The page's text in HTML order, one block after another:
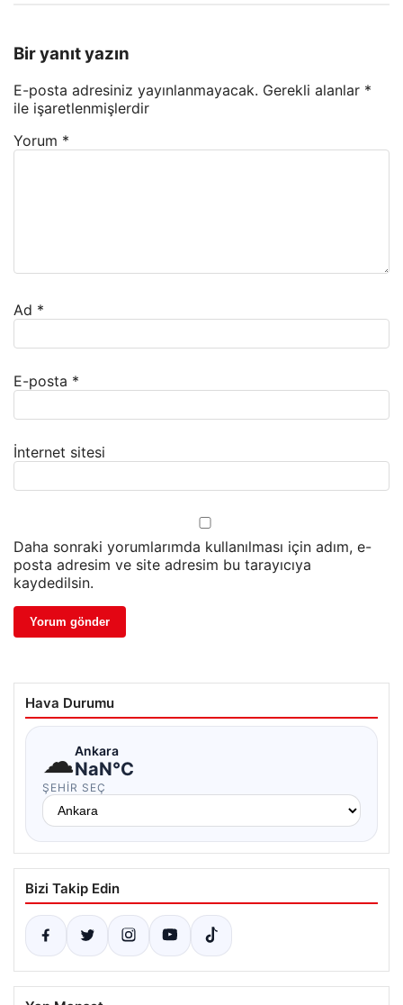
Bir yanıt yazın
E-posta adresiniz yayınlanmayacak. Gerekli alanlar *
ile işaretlenmişlerdir
Yorum *
Ad *
E-posta *
İnternet sitesi
Daha sonraki yorumlarımda kullanılması için adım, e-
posta adresim ve site adresim bu tarayıcıya
kaydedilsin.
Hava Durumu
☁Ankara
NaN°C
ŞEHIR SEÇ
Bizi Takip Edin